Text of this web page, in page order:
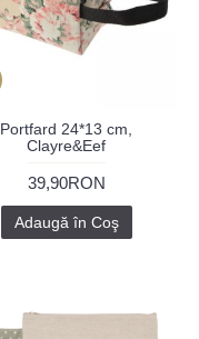
Portfard 24*13 cm,
Clayre&Eef
39,90RON
Adaugă în Coş